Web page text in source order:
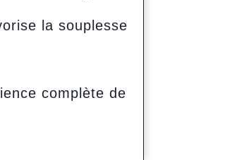
la souplesse
complète de